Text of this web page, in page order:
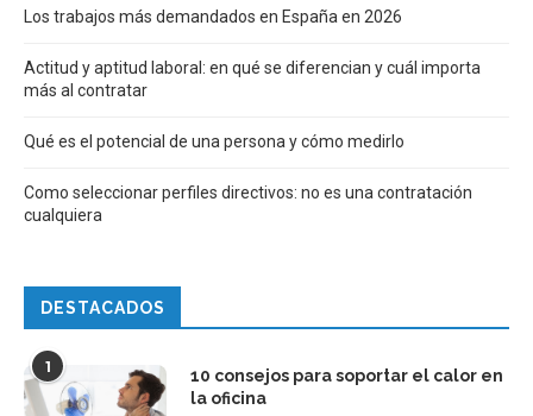
Los trabajos más demandados en España en 2026
Actitud y aptitud laboral: en qué se diferencian y cuál importa
más al contratar
Qué es el potencial de una persona y cómo medirlo
Como seleccionar perfiles directivos: no es una contratación
cualquiera
DESTACADOS
1
10 consejos para soportar el calor en
la oficina